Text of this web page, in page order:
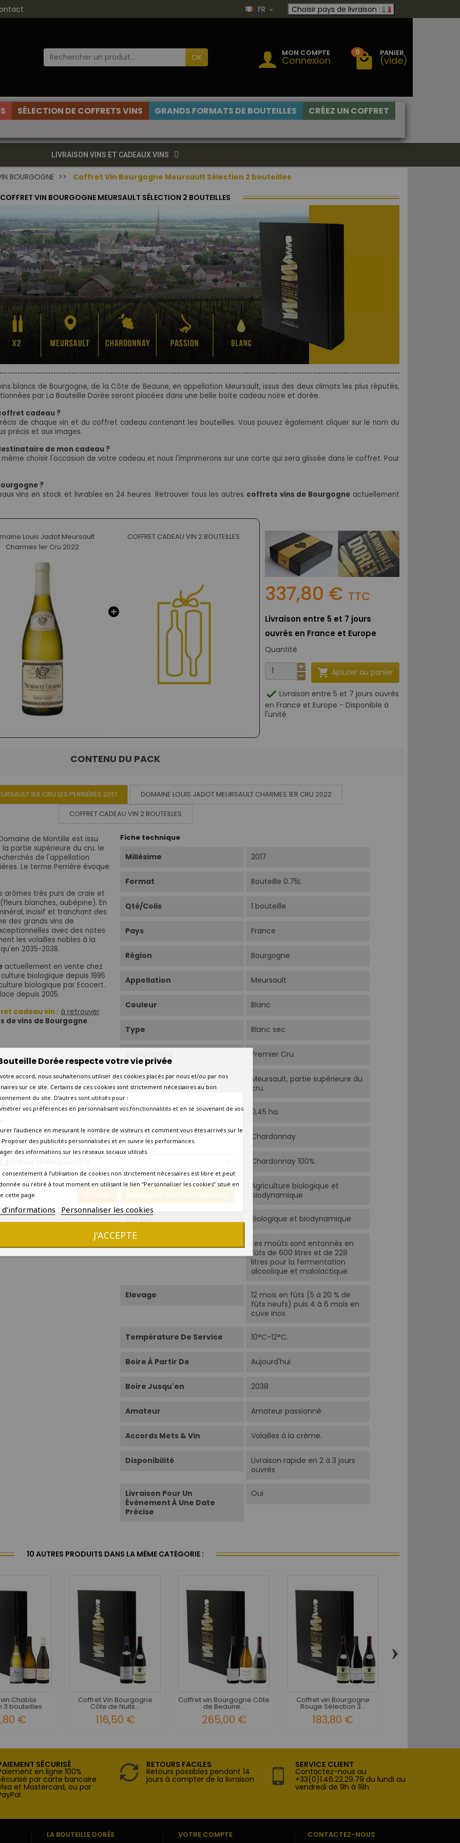
le pays de livraison
prix et les frais peuvent varier en fonction du pays/de la
de livraison.
Annuler Enregistrer les modifications
FR Choisir pays de livraison :
OK MON COMPTE
Connexion
0 PANIER
(vide)
SÉLECTION DE COFFRETS VINS GRANDS FORMATS DE BOUTEILLES
CRÉEZ UN COFFRET
LIVRAISON VINS ET CADEAUX VINS
BOURGOGNE
Coffret Vin Bourgogne Meursault Sélection 2 bouteilles
COFFRET VIN BOURGOGNE MEURSAULT SÉLECTION 2 BOUTEILLES
blancs de Bourgogne, de la Côte de Beaune, en appellation Meursault, issus des deux climats les plus réputés,
par La Bouteille Dorée seront placées dans une belle boite cadeau noire et dorée.
cadeau ?
de chaque vin et du coffret cadeau contenant les bouteilles. Vous pouvez également cliquer sur le nom du
précis et aux images.
de mon cadeau ?
choisir l'occasion de votre cadeau et nous l'imprimerons sur une carte qui sera glissée dans le coffret. Pour
?
vins en stock et livrables en 24 heures. Retrouver tous les autres coffrets vins de Bourgogne actuellement
Louis Jadot Meursault
Charmes 1er Cru 2022
COFFRET CADEAU VIN 2 BOUTEILLES
337,80 € TTC
Livraison entre 5 et 7 jours
ouvrés en France et Europe
Quantité
 Ajouter au panier
 Livraison entre 5 et 7 jours ouvrés
en France et Europe - Disponible à
l'unité
CONTENU DU PACK
1ER CRU LES PERRIÈRES 2017
DOMAINE LOUIS JADOT MEURSAULT CHARMES 1ER CRU 2022
COFFRET CADEAU VIN 2 BOUTEILLES
de Montille est issu
la partie supérieure du cru. le
de l'appellation
Le terme Perrière évoque
arômes très purs de craie et
blanches, aubépine). En
incisif et tranchant des
des grands vins de
avec des notes
les volailles nobles à la
2035-2038.
actuellement en vente chez
biologique depuis 1995
biologique par Ecocert.
depuis 2005.
cadeau vin : à retrouver
de vins de Bourgogne.
Fiche technique
Millésime 2017
Format Bouteille 0.75L
Qté/Colis 1 bouteille
Pays France
Région Bourgogne
Appellation Meursault
Couleur Blanc
Type Blanc sec
Premier Cru
Situation
Meursault, partie supérieure du
cru.
Superficie 0,45 ha.
Cépage Dominant Chardonnay
Chardonnay 100%.
Conduite
Agriculture biologique et
biodynamique
Biologique et biodynamique
Les moûts sont entonnés en
fûts de 600 litres et de 228
litres pour la fermentation
alcoolique et malolactique.
Elevage
12 mois en fûts (5 à 20 % de
fûts neufs) puis 4 à 6 mois en
cuve inox.
Température De Service 10°C-12°C.
Boire À Partir De Aujourd'hui
Boire Jusqu'en 2038
Amateur Amateur passionné
Accords Mets & Vin Volailles à la crème.
Disponibilité
Livraison rapide en 2 à 3 jours
ouvrés
Livraison Pour Un
Évènement À Une Date
Précise
Oui
10 AUTRES PRODUITS DANS LA MÊME CATÉGORIE :
Chablis
3 bouteilles
€
Coffret Vin Bourgogne
Côte de Nuits...
116,50 €
Coffret vin Bourgogne Côte
de Beaune...
265,00 €
Coffret vin Bourgogne
Rouge Sélection 3...
183,80 €
›
SÉCURISÉ
en ligne 100%
par carte bancaire
et Mastercard, ou par
RETOURS FACILES
Retours possibles pendant 14
jours à compter de la livraison
SERVICE CLIENT
Contactez-nous au
+33(0)1.46.22.29.79 du lundi au
vendredi de 9h à 18h
LA BOUTEILLE DORÉE VOTRE COMPTE CONTACTEZ-NOUS
Dorée respecte votre vie privée
accord, nous souhaiterions utiliser des cookies placés par nous et/ou par nos
sur ce site. Certains de ces cookies sont strictement nécessaires au bon
du site. D’autres sont utilisés pour :
vos préférences en personnalisant vos fonctionnalités et en se souvenant de vos
l’audience en mesurant le nombre de visiteurs et comment vous êtes arrivés sur le
Proposer des publicités personnalisées et en suivre les performances.
des informations sur les réseaux sociaux utilisés.
consentement à l’utilisation de cookies non strictement nécessaires est libre et peut
ou retiré à tout moment en utilisant le lien “Personnaliser les cookies” situé en
cette page.
d'informations Personnaliser les cookies
J'ACCEPTE